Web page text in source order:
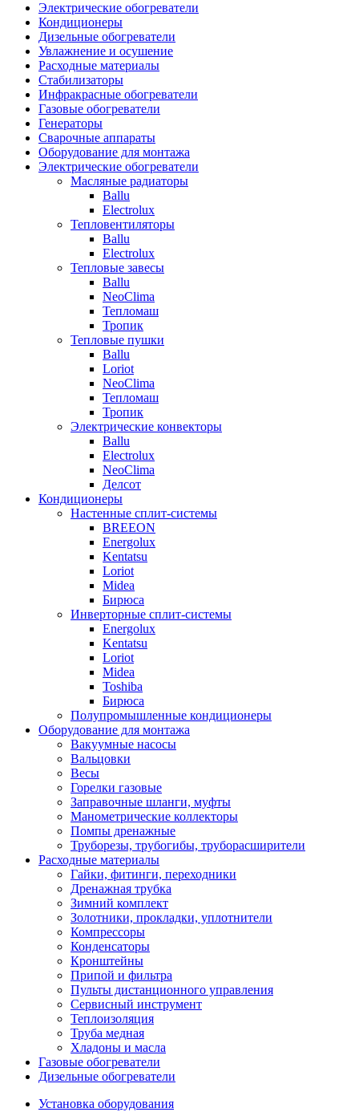
Электрические обогреватели
Кондиционеры
Дизельные обогреватели
Увлажнение и осушение
Расходные материалы
Стабилизаторы
Инфракрасные обогреватели
Газовые обогреватели
Генераторы
Сварочные аппараты
Оборудование для монтажа
Электрические обогреватели
Масляные радиаторы
Ballu
Electrolux
Тепловентиляторы
Ballu
Electrolux
Тепловые завесы
Ballu
NeoClima
Тепломаш
Тропик
Тепловые пушки
Ballu
Loriot
NeoClima
Тепломаш
Тропик
Электрические конвекторы
Ballu
Electrolux
NeoClima
Делсот
Кондиционеры
Настенные сплит-системы
BREEON
Energolux
Kentatsu
Loriot
Midea
Бирюса
Инверторные сплит-системы
Energolux
Kentatsu
Loriot
Midea
Toshiba
Бирюса
Полупромышленные кондиционеры
Оборудование для монтажа
Вакуумные насосы
Вальцовки
Весы
Горелки газовые
Заправочные шланги, муфты
Манометрические коллекторы
Помпы дренажные
Труборезы, трубогибы, труборасширители
Расходные материалы
Гайки, фитинги, переходники
Дренажная трубка
Зимний комплект
Золотники, прокладки, уплотнители
Компрессоры
Конденсаторы
Кронштейны
Припой и фильтра
Пульты дистанционного управления
Сервисный инструмент
Теплоизоляция
Труба медная
Хладоны и масла
Газовые обогреватели
Дизельные обогреватели
Установка оборудования